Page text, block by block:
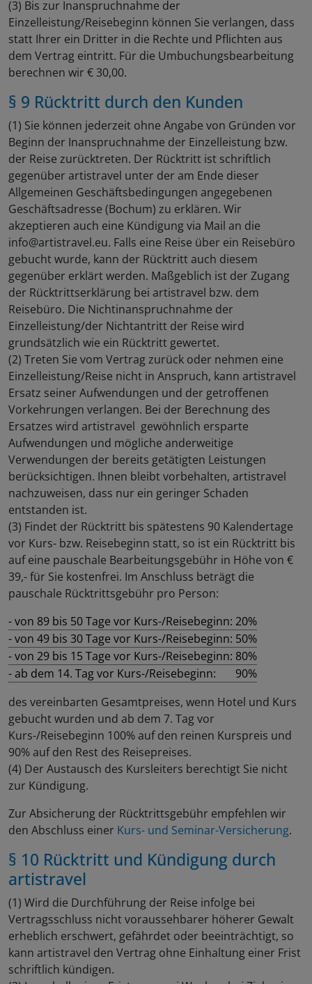
(3) Bis zur Inanspruchnahme der
Einzelleistung/Reisebeginn können Sie verlangen, dass
statt Ihrer ein Dritter in die Rechte und Pflichten aus
dem Vertrag eintritt. Für die Umbuchungsbearbeitung
berechnen wir € 30,00.
§ 9 Rücktritt durch den Kunden
(1) Sie können jederzeit ohne Angabe von Gründen vor
Beginn der Inanspruchnahme der Einzelleistung bzw.
der Reise zurücktreten. Der Rücktritt ist schriftlich
gegenüber artistravel unter der am Ende dieser
Allgemeinen Geschäftsbedingungen angegebenen
Geschäftsadresse (Bochum) zu erklären. Wir
akzeptieren auch eine Kündigung via Mail an die
info@artistravel.eu. Falls eine Reise über ein Reisebüro
gebucht wurde, kann der Rücktritt auch diesem
gegenüber erklärt werden. Maßgeblich ist der Zugang
der Rücktrittserklärung bei artistravel bzw. dem
Reisebüro. Die Nichtinanspruchnahme der
Einzelleistung/der Nichtantritt der Reise wird
grundsätzlich wie ein Rücktritt gewertet.
(2) Treten Sie vom Vertrag zurück oder nehmen eine
Einzelleistung/Reise nicht in Anspruch, kann artistravel
Ersatz seiner Aufwendungen und der getroffenen
Vorkehrungen verlangen. Bei der Berechnung des
Ersatzes wird artistravel gewöhnlich ersparte
Aufwendungen und mögliche anderweitige
Verwendungen der bereits getätigten Leistungen
berücksichtigen. Ihnen bleibt vorbehalten, artistravel
nachzuweisen, dass nur ein geringer Schaden
entstanden ist.
(3) Findet der Rücktritt bis spätestens 90 Kalendertage
vor Kurs- bzw. Reisebeginn statt, so ist ein Rücktritt bis
auf eine pauschale Bearbeitungsgebühr in Höhe von €
39,- für Sie kostenfrei. Im Anschluss beträgt die
pauschale Rücktrittsgebühr pro Person:
- von 89 bis 50 Tage vor Kurs-/Reisebeginn: 20%
- von 49 bis 30 Tage vor Kurs-/Reisebeginn: 50%
- von 29 bis 15 Tage vor Kurs-/Reisebeginn: 80%
- ab dem 14. Tag vor Kurs-/Reisebeginn:
90%
des vereinbarten Gesamtpreises, wenn Hotel und Kurs
gebucht wurden und ab dem 7. Tag vor
Kurs-/Reisebeginn 100% auf den reinen Kurspreis und
90% auf den Rest des Reisepreises.
(4) Der Austausch des Kursleiters berechtigt Sie nicht
zur Kündigung.
Zur Absicherung der Rücktrittsgebühr empfehlen wir
den Abschluss einer Kurs- und Seminar-Versicherung.
§ 10 Rücktritt und Kündigung durch
artistravel
(1) Wird die Durchführung der Reise infolge bei
Vertragsschluss nicht voraussehbarer höherer Gewalt
erheblich erschwert, gefährdet oder beeinträchtigt, so
kann artistravel den Vertrag ohne Einhaltung einer Frist
schriftlich kündigen.